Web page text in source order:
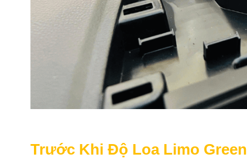
Trước Khi Độ Loa Limo Green